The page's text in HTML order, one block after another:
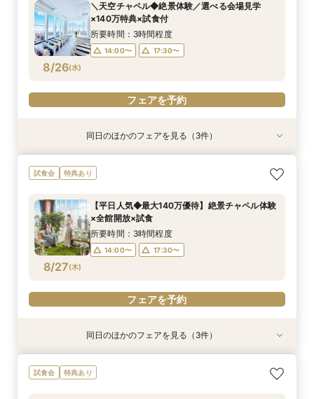
8/24(月)
14:00〜 17:30〜
8/24(月)
所要時間：3時間程度
8/26(水)
＼天空チャペル◆絶景体験／選べる会場見学
×140万特典×試食付
所要時間：3時間程度
14:00〜 17:30〜
フェアを予約
特典あり
8/26(水)
当日◎【2名～OK！少人数婚】大阪駅直結*絶景
チャペル×相談会
14:00〜
特典あり
8/26(水)
当日予約OK！絶景*天空チャペル&上質空間体験
*模擬挙式×安心相談会×人気ドレス特典×豪華試
所要時間：3時間程度
特典あり
8/26(水)
【平日夜限定】地上150m絶景ナイトウェディン
グ×クイック相談会
17:30〜
同日のほかのフェアを見る（3件）
試食会 特典あり
8/27(木)
【平日人気◆最大140万優待】絶景チャペル体験
×全館開放×試食
所要時間：3時間程度
14:00〜 17:30〜
フェアを予約
特典あり
当日予約OK！絶景*天空チャペル&上質空間体験
*模擬挙式×安心相談会×人気ドレス特典×豪華試
特典あり
【平日夜限定】地上150m絶景ナイトウェディン
グ×クイック相談会
特典あり
当日◎【2名～OK！少人数婚】大阪駅直結*絶景
チャペル×相談会
同日のほかのフェアを見る（3件）
試食会 特典あり